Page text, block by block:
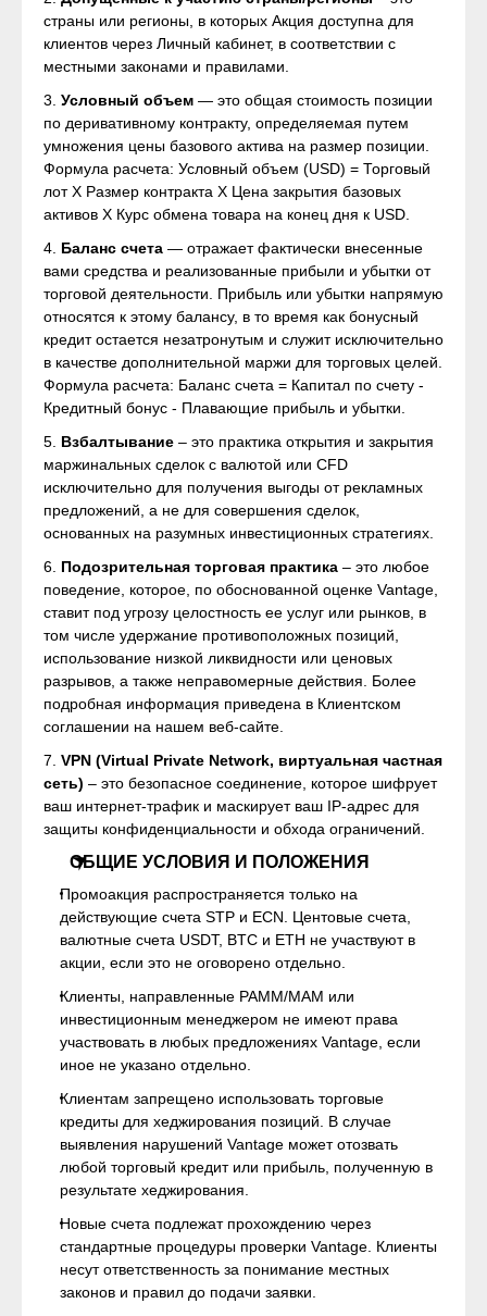
страны или регионы, в которых Акция доступна для
клиентов через Личный кабинет, в соответствии с
местными законами и правилами.
3. Условный объем — это общая стоимость позиции
по деривативному контракту, определяемая путем
умножения цены базового актива на размер позиции.
Формула расчета: Условный объем (USD) = Торговый
лот X Размер контракта X Цена закрытия базовых
активов X Курс обмена товара на конец дня к USD.
4. Баланс счета — отражает фактически внесенные
вами средства и реализованные прибыли и убытки от
торговой деятельности. Прибыль или убытки напрямую
относятся к этому балансу, в то время как бонусный
кредит остается незатронутым и служит исключительно
в качестве дополнительной маржи для торговых целей.
Формула расчета: Баланс счета = Капитал по счету -
Кредитный бонус - Плавающие прибыль и убытки.
5. Взбалтывание – это практика открытия и закрытия
маржинальных сделок с валютой или CFD
исключительно для получения выгоды от рекламных
предложений, а не для совершения сделок,
основанных на разумных инвестиционных стратегиях.
6. Подозрительная торговая практика – это любое
поведение, которое, по обоснованной оценке Vantage,
ставит под угрозу целостность ее услуг или рынков, в
том числе удержание противоположных позиций,
использование низкой ликвидности или ценовых
разрывов, а также неправомерные действия. Более
подробная информация приведена в Клиентском
соглашении на нашем веб-сайте.
7. VPN (Virtual Private Network, виртуальная частная
сеть) – это безопасное соединение, которое шифрует
ваш интернет-трафик и маскирует ваш IP-адрес для
защиты конфиденциальности и обхода ограничений.
OБЩИЕ УСЛОВИЯ И ПОЛОЖЕНИЯ
Промоакция распространяется только на
действующие счета STP и ECN. Центовые счета,
валютные счета USDT, BTC и ETH не участвуют в
акции, если это не оговорено отдельно.
Клиенты, направленные PAMM/MAM или
инвестиционным менеджером не имеют права
участвовать в любых предложениях Vantage, если
иное не указано отдельно.
Клиентам запрещено использовать торговые
кредиты для хеджирования позиций. В случае
выявления нарушений Vantage может отозвать
любой торговый кредит или прибыль, полученную в
результате хеджирования.
Новые счета подлежат прохождению через
стандартные процедуры проверки Vantage. Клиенты
несут ответственность за понимание местных
законов и правил до подачи заявки.